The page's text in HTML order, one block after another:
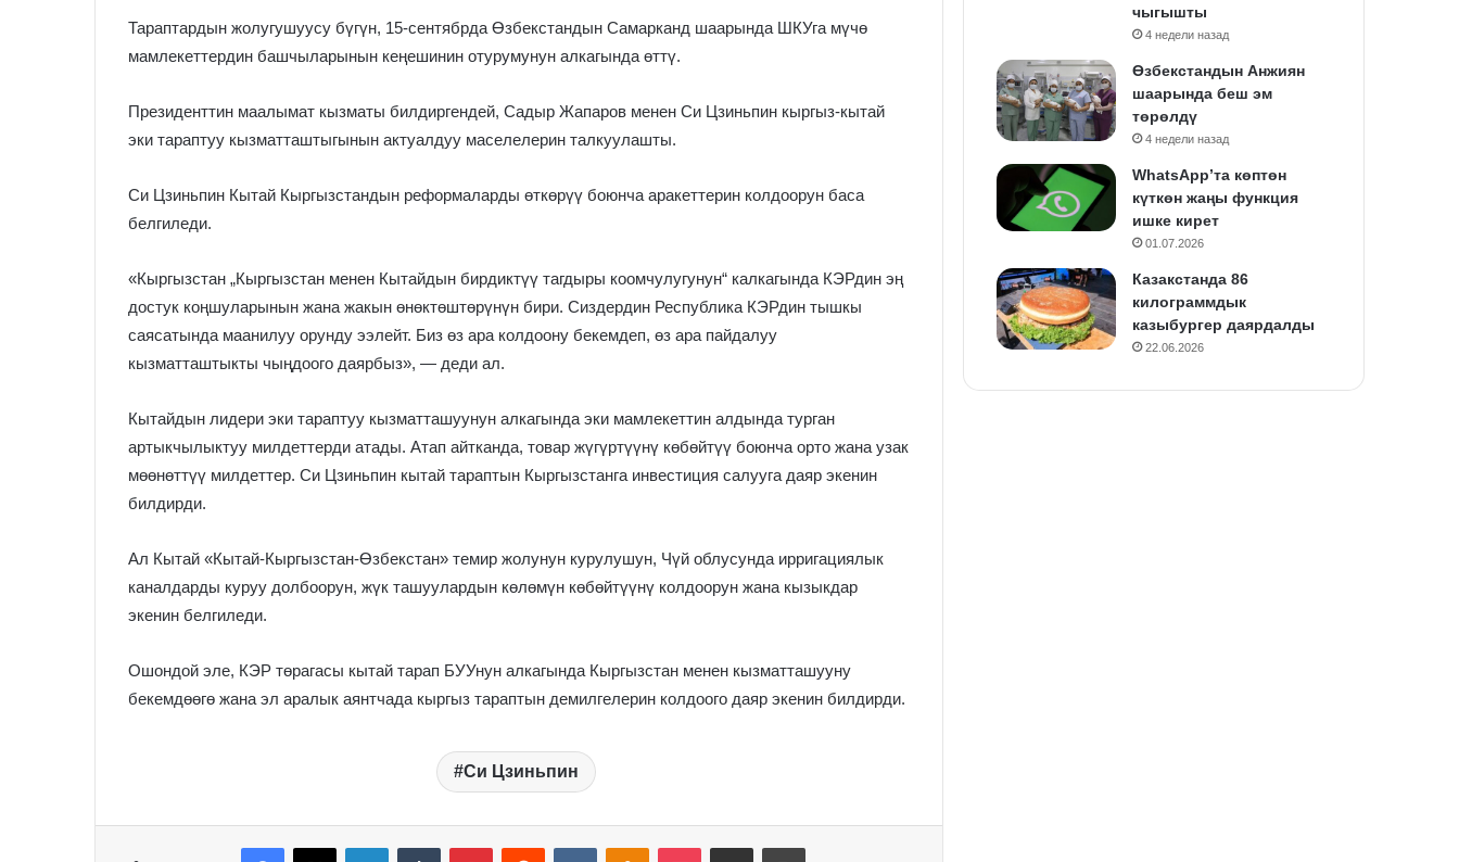
Тараптардын жолугушуусу бүгүн, 15-сентябрда Өзбекстандын Самарканд шаарында ШКУга мүчө
мамлекеттердин башчыларынын кеңешинин отурумунун алкагында өттү.
Президенттин маалымат кызматы билдиргендей, Садыр Жапаров менен Си Цзиньпин кыргыз-кытай
эки тараптуу кызматташтыгынын актуалдуу маселелерин талкуулашты.
Си Цзиньпин Кытай Кыргызстандын реформаларды өткөрүү боюнча аракеттерин колдоорун баса
белгиледи.
«Кыргызстан „Кыргызстан менен Кытайдын бирдиктүү тагдыры коомчулугунун“ калкагында КЭРдин эң
достук коңшуларынын жана жакын өнөктөштөрүнүн бири. Сиздердин Республика КЭРдин тышкы
саясатында маанилуу орунду ээлейт. Биз өз ара колдоону бекемдеп, өз ара пайдалуу
кызматташтыкты чыңдоого даярбыз», — деди ал.
Кытайдын лидери эки тараптуу кызматташуунун алкагында эки мамлекеттин алдында турган
артыкчылыктуу милдеттерди атады. Атап айтканда, товар жүгүртүүнү көбөйтүү боюнча орто жана узак
мөөнөттүү милдеттер. Си Цзиньпин кытай тараптын Кыргызстанга инвестиция салууга даяр экенин
билдирди.
Ал Кытай «Кытай-Кыргызстан-Өзбекстан» темир жолунун курулушун, Чүй облусунда ирригациялык
каналдарды куруу долбоорун, жүк ташуулардын көлөмүн көбөйтүүнү колдоорун жана кызыкдар
экенин белгиледи.
Ошондой эле, КЭР төрагасы кытай тарап БУУнун алкагында Кыргызстан менен кызматташууну
бекемдөөгө жана эл аралык аянтчада кыргыз тараптын демилгелерин колдоого даяр экенин билдирди.
Си Цзиньпин
FacebookX LinkedInTumblr PinterestReddit VKontakteOdnoklassniki
Pocket Share via Email Print
чыгышты
4 недели назад
Өзбекстандын Анжиян
шаарында беш эм
төрөлдү
4 недели назад
WhatsApp’та көптөн
күткөн жаңы функция
ишке кирет
01.07.2026
Казакстанда 86
килограммдык
казыбургер даярдалды
22.06.2026